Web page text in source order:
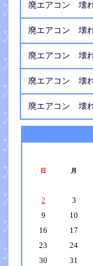
廃エアコン 壊
廃エアコン 壊
廃エアコン 壊
廃エアコン 壊
廃エアコン 壊
日 月
2
3
9
10
16
17
23
24
30
31